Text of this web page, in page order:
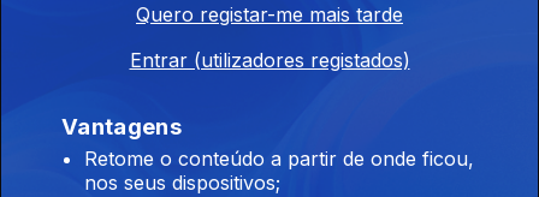
Bikini Body
Lennie Hibbert
Quero registar-me mais tarde
Entrar (utilizadores registados)
Vantagens
Retome o conteúdo a partir de onde ficou,
nos seus dispositivos;